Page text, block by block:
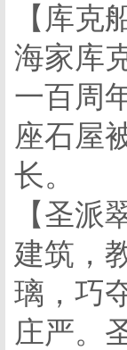
【库
海家库
一百周
座石屋
长。
【圣
建筑，
璃，巧
庄严。